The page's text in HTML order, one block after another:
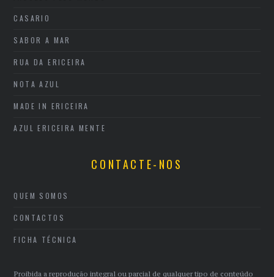
CASARIO
SABOR A MAR
RUA DA ERICEIRA
NOTA AZUL
MADE IN ERICEIRA
AZUL ERICEIRA MENTE
CONTACTE-NOS
QUEM SOMOS
CONTACTOS
FICHA TÉCNICA
Proibida a reprodução integral ou parcial de qualquer tipo de conteúdo